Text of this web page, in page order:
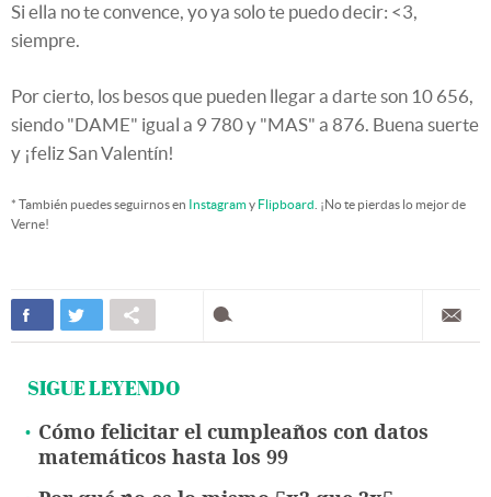
Si ella no te convence, yo ya solo te puedo decir: <3,
siempre.
Por cierto, los besos que pueden llegar a darte son 10 656,
siendo "DAME" igual a 9 780 y "MAS" a 876. Buena suerte
y ¡feliz San Valentín!
* También puedes seguirnos en Instagramy Flipboard . ¡No te pierdas lo mejor de
Verne!
SIGUE LEYENDO
Cómo felicitar el cumpleaños con datos
matemáticos hasta los 99